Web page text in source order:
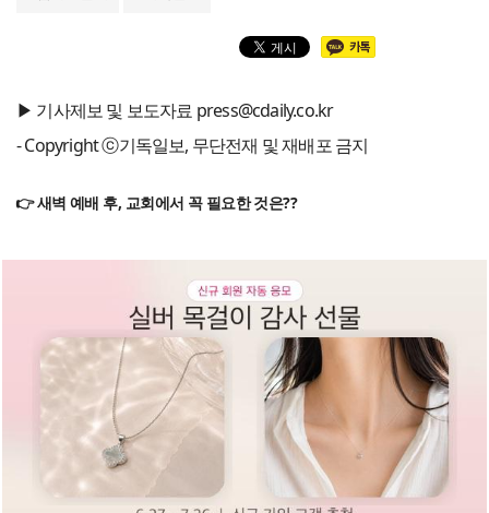
▶ 기사제보 및 보도자료 press@cdaily.co.kr
- Copyright ⓒ기독일보, 무단전재 및 재배포 금지
👉 새벽 예배 후, 교회에서 꼭 필요한 것은??